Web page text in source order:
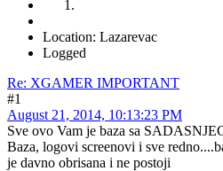
Location: Lazarevac
Logged
Re: XGAMER IMPORTANT
#1
August 21, 2014, 10:13:23 PM
Sve ovo Vam je baza sa
Baza, logovi screenovi i sve
je davno obrisana i ne postoji